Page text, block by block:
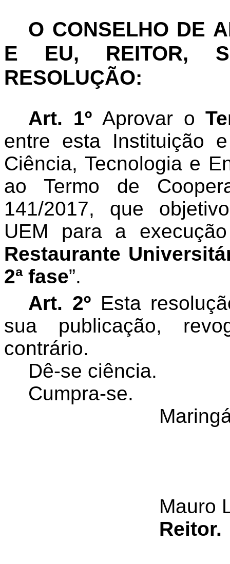
O CONSELHO DE
E EU, REITOR,
RESOLUÇÃO:
Art. 1ºAprovar o
entre esta Instituição
Ciência, Tecnologia e
ao Termo de
141/2017, que
UEM para a
Restaurante
2ª fase”.
Art. 2º Esta
sua publicação,
contrário.
Dê-se ciência.
Cumpra-se.
Mauro
Reitor.